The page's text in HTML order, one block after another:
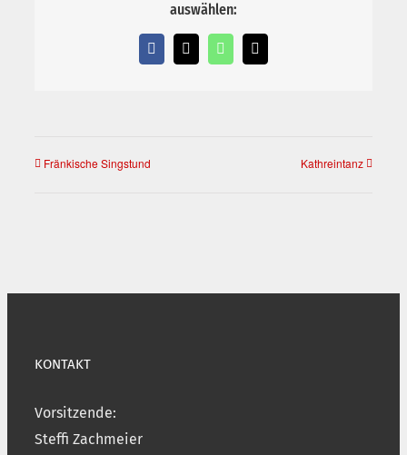
auswählen:
Facebook
X WhatsApp
E-
Mail
Fränkische Singstund Kathreintanz
KONTAKT
Vorsitzende:
Steffi Zachmeier